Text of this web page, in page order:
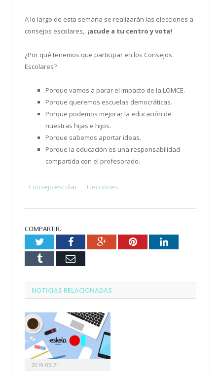
A lo largo de esta semana se realizarán las elecciones a
consejos escolares, ¡acude a tu centro y vota!
¿Por qué tenemos que participar en los Consejos
Escolares?
Porque vamos a parar el impacto de la LOMCE.
Porque queremos escuelas democráticas.
Porque podemos mejorar la educación de
nuestras hijas e hijos.
Porque sabemos aportar ideas.
Porque la educación es una responsabilidad
compartida con el profesorado.
Consejo escolar Elecciones
COMPARTIR.
TwitterFacebookGoogle+PinterestLinkedIn
Tumblr Email
NOTICIAS RELACIONADAS
2019-03-21